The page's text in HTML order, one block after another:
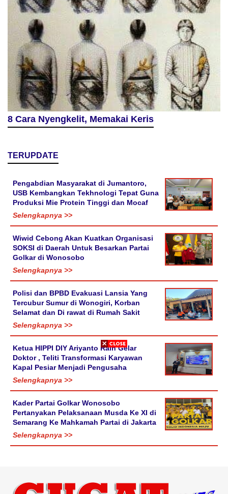
8 Cara Nyengkelit, Memakai Keris
TERUPDATE
Pengabdian Masyarakat di Jumantoro,
USB Kembangkan Tekhnologi Tepat Guna
Produksi Mie Protein Tinggi dan Mocaf
Selengkapnya >>
Wiwid Cebong Akan Kuatkan Organisasi
SOKSI di Daerah Untuk Besarkan Partai
Golkar di Wonosobo
Selengkapnya >>
Polisi dan BPBD Evakuasi Lansia Yang
Tercubur Sumur di Wonogiri, Korban
Selamat dan Di rawat di Rumah Sakit
Selengkapnya >>
Ketua HIPPI DIY Ariyanto Raih Gelar
Doktor , Teliti Transformasi Karyawan
Kapal Pesiar Menjadi Pengusaha
Selengkapnya >>
Kader Partai Golkar Wonosobo
Pertanyakan Pelaksanaan Musda Ke XI di
Semarang Ke Mahkamah Partai di Jakarta
Selengkapnya >>